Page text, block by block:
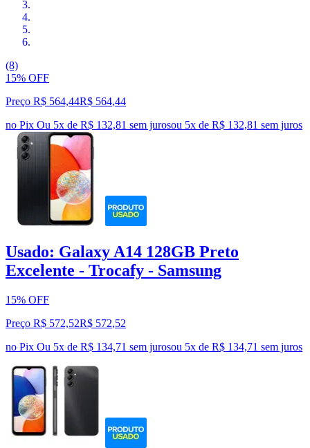
(8)
15% OFF
Preço R$ 564,44R$ 564,44
no Pix Ou 5x de R$ 132,81 sem jurosou 5x de R$ 132,81 sem juros
Usado: Galaxy A14 128GB Preto
Excelente - Trocafy - Samsung
15% OFF
Preço R$ 572,52R$ 572,52
no Pix Ou 5x de R$ 134,71 sem jurosou 5x de R$ 134,71 sem juros